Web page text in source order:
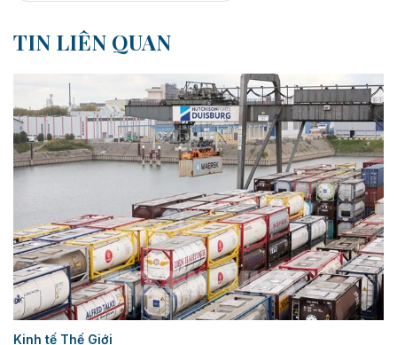
TIN LIÊN QUAN
Kinh tế Thế Giới